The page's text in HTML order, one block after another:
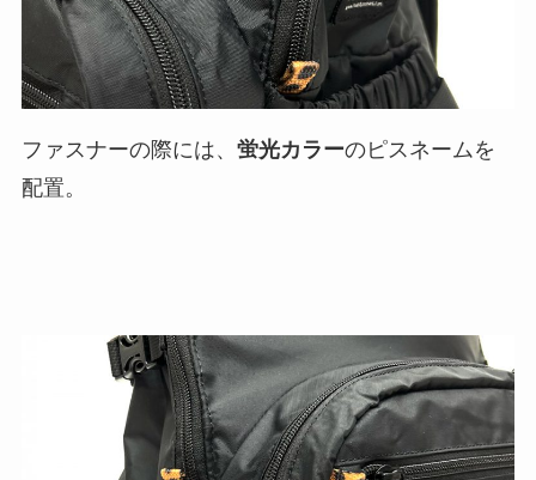
ファスナーの際には、 蛍光カラーのピスネームを
配置。